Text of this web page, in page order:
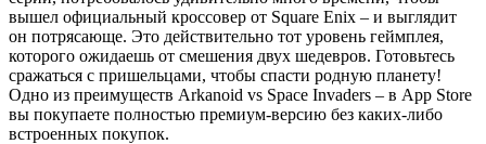
вышел официальный кроссовер от Square Enix – и выглядит
он потрясающе. Это действительно тот уровень геймплея,
которого ожидаешь от смешения двух шедевров. Готовьтесь
сражаться с пришельцами, чтобы спасти родную планету!
Одно из преимуществ Arkanoid vs Space Invaders – в App Store
вы покупаете полностью премиум-версию без каких-либо
встроенных покупок.